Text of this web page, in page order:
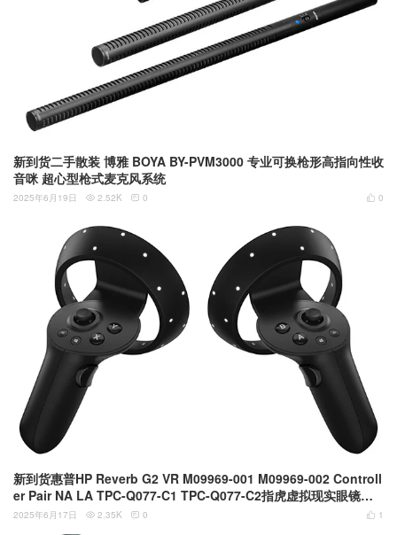
新到货二手散装 博雅 BOYA BY-PVM3000 专业可换枪形高指向性收
音咪 超心型枪式麦克风系统
 0
2025年6月19日  2.52K  0
新到货惠普HP Reverb G2 VR M09969-001 M09969-002 Controll
er Pair NA LA TPC-Q077-C1 TPC-Q077-C2指虎虚拟现实眼镜遥
控器 左右一对 全新盒装
 1
2025年6月17日  2.35K  0